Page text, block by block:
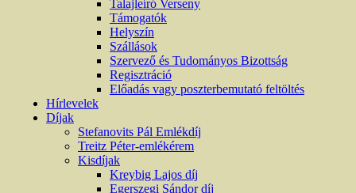
Talajleíró Verseny
Támogatók
Helyszín
Szállások
Szervező és Tudományos Bizottság
Regisztráció
Előadás vagy poszterbemutató feltöltés
Hírlevelek
Díjak
Stefanovits Pál Emlékdíj
Treitz Péter-emlékérem
Kisdíjak
Kreybig Lajos díj
Egerszegi Sándor díj